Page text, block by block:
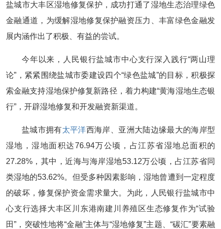
盐城市大丰区湿地修复保护，成功打通了湿地生态治理绿色
金融通道，为缓解湿地修复保护融资压力、丰富绿色金融发
展内涵作出了积极、有益的尝试。
今年以来，人民银行盐城市中心支行深入践行“两山理
论”，紧紧围绕盐城市委建设四个“绿色盐城”的目标，积极探
索金融支持湿地保护修复新路径，着力构建“黄海湿地生态银
行”，开辟湿地修复和开发融资新渠道。
盐城市拥有太平洋西海岸、亚洲大陆边缘最大的海岸型
湿地，湿地面积达76.94万公顷，占江苏省湿地总面积的
27.28%，其中，近海与海岸湿地53.12万公顷，占江苏省同
类湿地的53.62%。但受多种因素影响，湿地曾遭到一定程度
的破坏，修复保护资金需求量大。为此，人民银行盐城市中
心支行选择大丰区川东港南建川养殖区生态修复作为“试验
田”，突破性地将“金融”主体与“湿地修复”主题、“碳汇”要素融